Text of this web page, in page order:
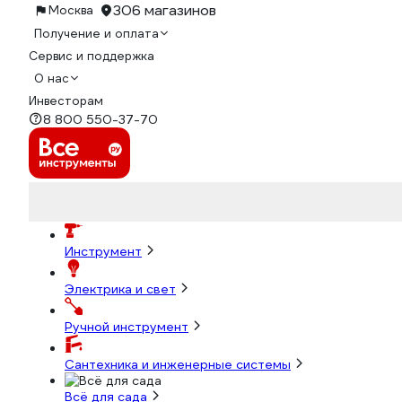
Москва 306 магазинов
Получение и оплата
Сервис и поддержка
О нас
Инвесторам
8 800 550-37-70
Инструмент
Электрика и свет
Ручной инструмент
Сантехника и инженерные системы
Всё для сада